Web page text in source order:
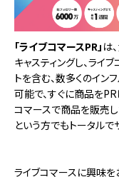
「ライブコマースPR」 は
キャスティングし、ライ
トを含む、数多くのイン
可能で、すぐに商品を
コマースで商品を販売
という方でもトータルで
ライブコマースに興味